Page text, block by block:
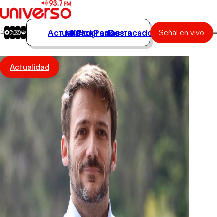
Actualidad
Música
Podcasts
Actualidad
Música
Programas
Podcasts
Destacados Señal en vivo
Actualidad